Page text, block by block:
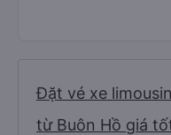
Đặt vé xe
từ Buôn Hồ giá